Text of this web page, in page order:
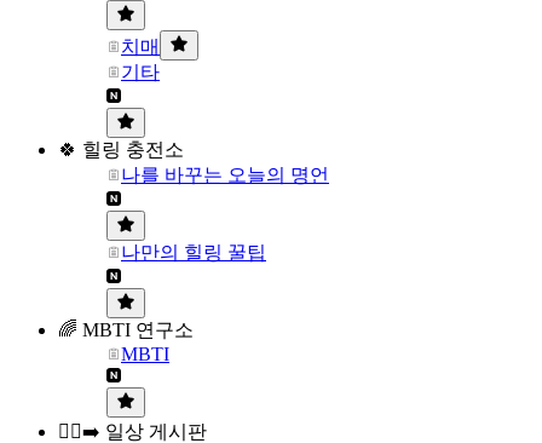
치매
기타
🍀 힐링 충전소
나를 바꾸는 오늘의 명언
나만의 힐링 꿀팁
🌈 MBTI 연구소
MBTI
🏃‍♀️‍➡️ 일상 게시판